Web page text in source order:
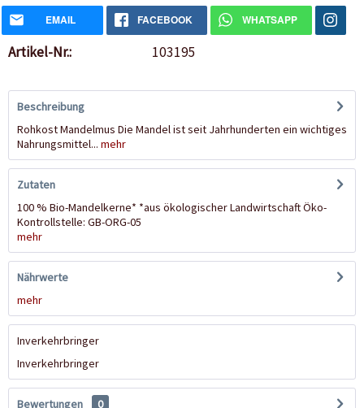
EMAIL FACEBOOK WHATSAPP
Artikel-Nr.: 103195
Beschreibung
Rohkost Mandelmus Die Mandel ist seit Jahrhunderten ein wichtiges
Nahrungsmittel... mehr
Zutaten
100 % Bio-Mandelkerne* *aus ökologischer Landwirtschaft Öko-
Kontrollstelle: GB-ORG-05
mehr
Nährwerte
mehr
Inverkehrbringer
Inverkehrbringer
Bewertungen
0